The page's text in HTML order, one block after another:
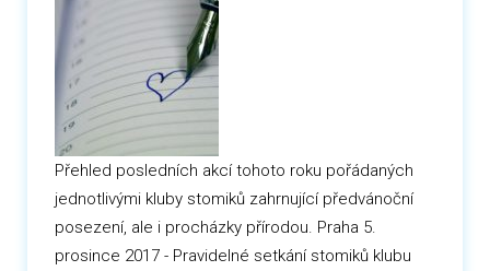
Přehled posledních akcí tohoto roku pořádaných
jednotlivými kluby stomiků zahrnující předvánoční
posezení, ale i procházky přírodou. Praha 5.
prosince 2017 - Pravidelné setkání stomiků klubu